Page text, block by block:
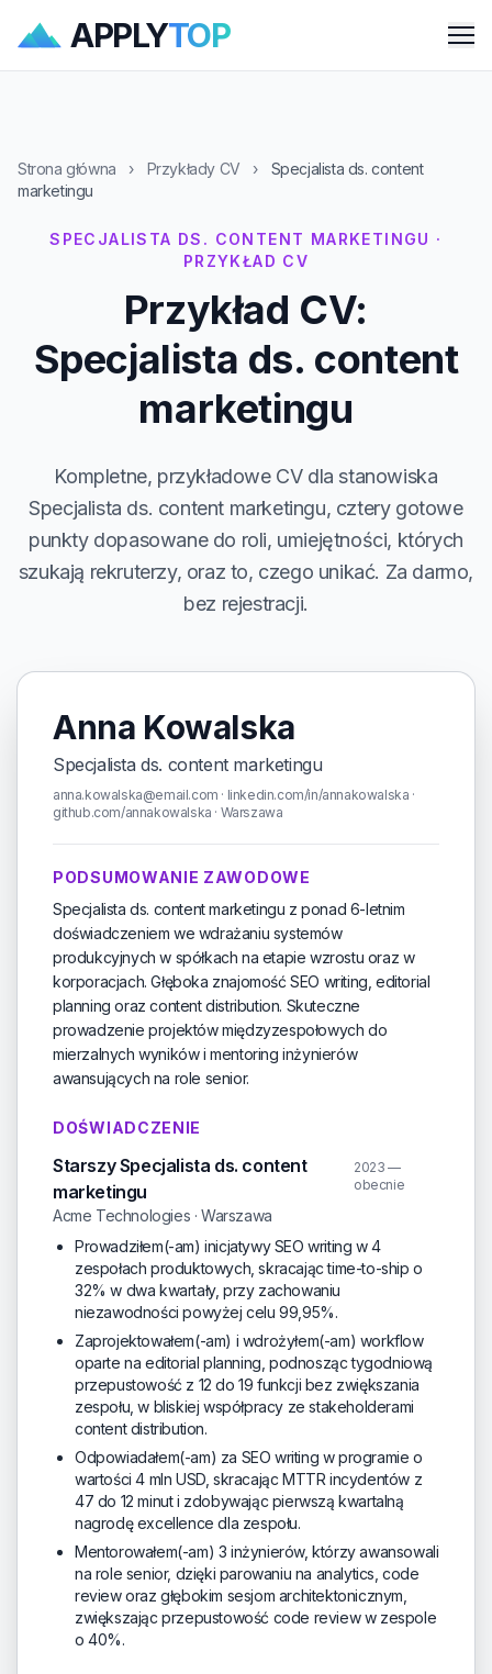
APPLYTOP
Strona główna › Przykłady CV ›
Specjalista ds. content
marketingu
SPECJALISTA DS. CONTENT MARKETINGU ·
PRZYKŁAD CV
Przykład CV:
Specjalista ds. content
marketingu
Kompletne, przykładowe CV dla stanowiska
Specjalista ds. content marketingu, cztery gotowe
punkty dopasowane do roli, umiejętności, których
szukają rekruterzy, oraz to, czego unikać. Za darmo,
bez rejestracji.
Anna Kowalska
Specjalista ds. content marketingu
anna.kowalska@email.com · linkedin.com/in/annakowalska ·
github.com/annakowalska · Warszawa
PODSUMOWANIE ZAWODOWE
Specjalista ds. content marketingu z ponad 6-letnim
doświadczeniem we wdrażaniu systemów
produkcyjnych w spółkach na etapie wzrostu oraz w
korporacjach. Głęboka znajomość SEO writing, editorial
planning oraz content distribution. Skuteczne
prowadzenie projektów międzyzespołowych do
mierzalnych wyników i mentoring inżynierów
awansujących na role senior.
DOŚWIADCZENIE
Starszy Specjalista ds. content
marketingu
2023 —
obecnie
Acme Technologies · Warszawa
Prowadziłem(-am) inicjatywy SEO writing w 4
zespołach produktowych, skracając time-to-ship o
32% w dwa kwartały, przy zachowaniu
niezawodności powyżej celu 99,95%.
Zaprojektowałem(-am) i wdrożyłem(-am) workflow
oparte na editorial planning, podnosząc tygodniową
przepustowość z 12 do 19 funkcji bez zwiększania
zespołu, w bliskiej współpracy ze stakeholderami
content distribution.
Odpowiadałem(-am) za SEO writing w programie o
wartości 4 mln USD, skracając MTTR incydentów z
47 do 12 minut i zdobywając pierwszą kwartalną
nagrodę excellence dla zespołu.
Mentorowałem(-am) 3 inżynierów, którzy awansowali
na role senior, dzięki parowaniu na analytics, code
review oraz głębokim sesjom architektonicznym,
zwiększając przepustowość code review w zespole
o 40%.